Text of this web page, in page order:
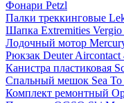
Фонари Petzl
Палки треккинговые
Шапка Extremities Vergio
Лодочный мотор
Рюкзак Deuter Aircontact
Канистра пластиковая
Спальный мешок Sea To
Комплект ремонтный